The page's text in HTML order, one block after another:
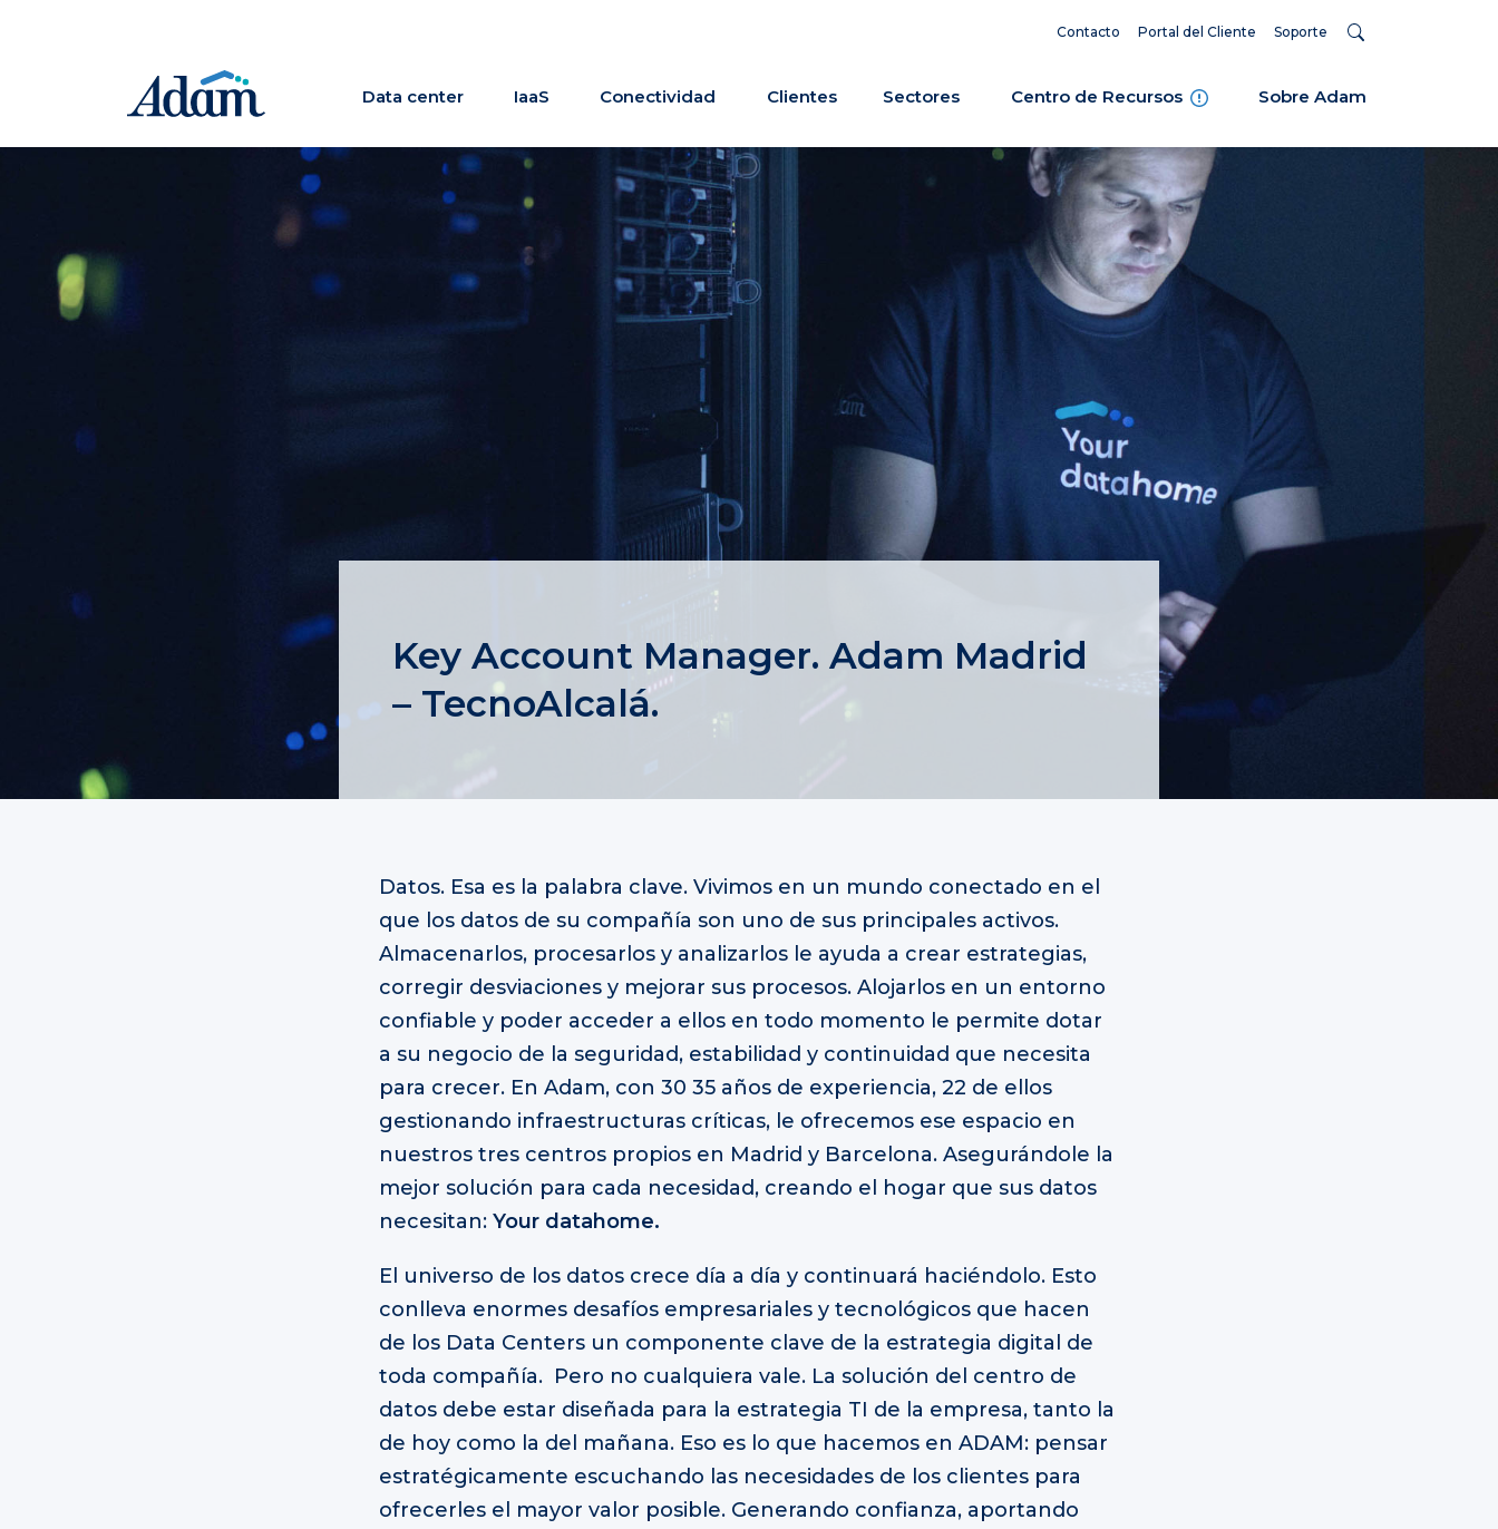
Contacto Portal del Cliente Soporte
Data center IaaS Conectividad Clientes Sectores Centro de Recursos Sobre Adam
Key Account Manager. Adam Madrid
– TecnoAlcalá.
Datos. Esa es la palabra clave. Vivimos en un mundo conectado en el
que los datos de su compañía son uno de sus principales activos.
Almacenarlos, procesarlos y analizarlos le ayuda a crear estrategias,
corregir desviaciones y mejorar sus procesos. Alojarlos en un entorno
confiable y poder acceder a ellos en todo momento le permite dotar
a su negocio de la seguridad, estabilidad y continuidad que necesita
para crecer. En Adam, con 30 35 años de experiencia, 22 de ellos
gestionando infraestructuras críticas, le ofrecemos ese espacio en
nuestros tres centros propios en Madrid y Barcelona. Asegurándole la
mejor solución para cada necesidad, creando el hogar que sus datos
necesitan: Your datahome.
El universo de los datos crece día a día y continuará haciéndolo. Esto
conlleva enormes desafíos empresariales y tecnológicos que hacen
de los Data Centers un componente clave de la estrategia digital de
toda compañía. Pero no cualquiera vale. La solución del centro de
datos debe estar diseñada para la estrategia TI de la empresa, tanto la
de hoy como la del mañana. Eso es lo que hacemos en ADAM: pensar
estratégicamente escuchando las necesidades de los clientes para
ofrecerles el mayor valor posible. Generando confianza, aportando